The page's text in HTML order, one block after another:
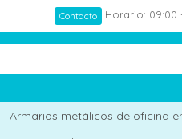
Contacto Horario: 09:00
Armarios metálicos de oficina